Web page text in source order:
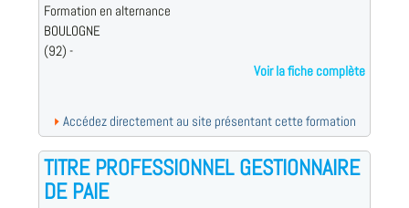
Formation en alternance
BOULOGNE
(92) -
Voir la fiche complète
Accédez directement au site présentant cette formation
TITRE PROFESSIONNEL GESTIONNAIRE
DE PAIE